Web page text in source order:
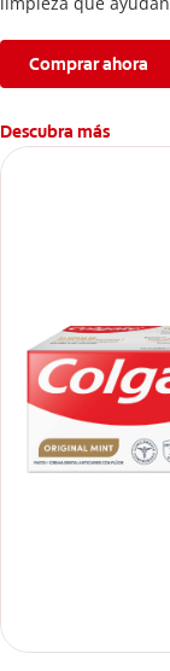
Comprar ahora
Descubra más